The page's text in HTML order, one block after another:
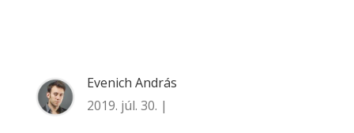
Evenich András
2019. júl. 30. |